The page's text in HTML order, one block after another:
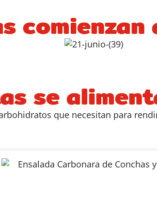
comienzan
se
que necesitan para